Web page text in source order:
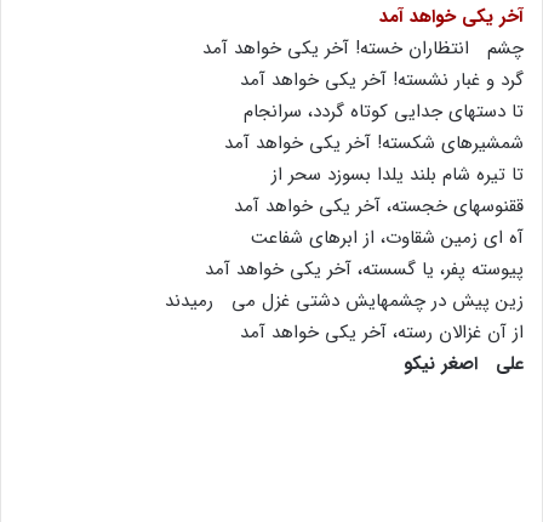
آخر یکى خواهد آمد
چشم انتظاران خسته! آخر یکى خواهد آمد
گرد و غبار نشسته! آخر یکى خواهد آمد
تا دستهاى جدایى کوتاه گردد، سرانجام
شمشیرهاى شکسته! آخر یکى خواهد آمد
تا تیره شام بلند یلدا بسوزد سحر از
ققنوسهاى خجسته، آخر یکى خواهد آمد
آه اى زمین شقاوت، از ابرهاى شفاعت
پیوسته پفر، یا گسسته، آخر یکى خواهد آمد
زین پیش در چشمهایش دشتى غزل مى رمیدند
از آن غزالان رسته، آخر یکى خواهد آمد
على اصغر نیکو